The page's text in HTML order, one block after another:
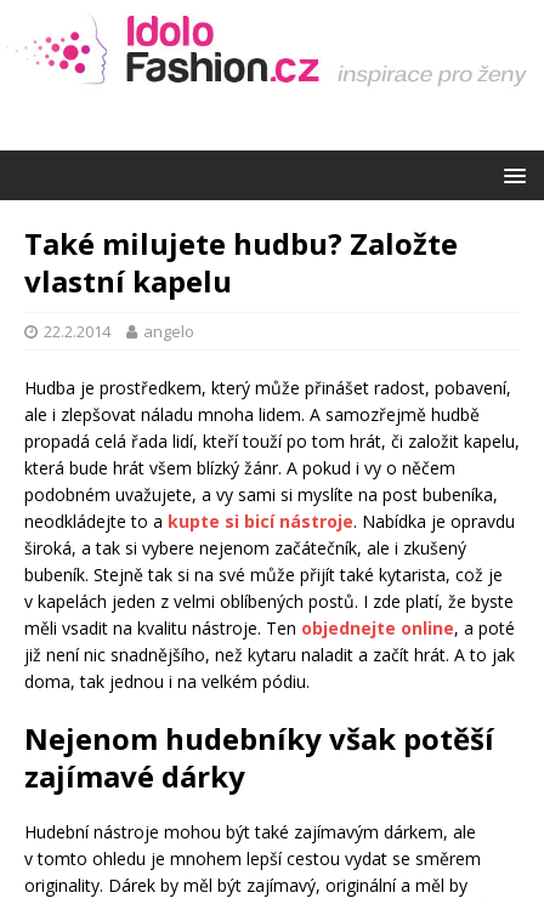
Také milujete hudbu? Založte
vlastní kapelu
22.2.2014 angelo
Hudba je prostředkem, který může přinášet radost, pobavení,
ale i zlepšovat náladu mnoha lidem. A samozřejmě hudbě
propadá celá řada lidí, kteří touží po tom hrát, či založit kapelu,
která bude hrát všem blízký žánr. A pokud i vy o něčem
podobném uvažujete, a vy sami si myslíte na post bubeníka,
neodkládejte to a kupte si bicí nástroje. Nabídka je opravdu
široká, a tak si vybere nejenom začátečník, ale i zkušený
bubeník. Stejně tak si na své může přijít také kytarista, což je
v kapelách jeden z velmi oblíbených postů. I zde platí, že byste
měli vsadit na kvalitu nástroje. Ten objednejte online, a poté
již není nic snadnějšího, než kytaru naladit a začít hrát. A to jak
doma, tak jednou i na velkém pódiu.
Nejenom hudebníky však potěší
zajímavé dárky
Hudební nástroje mohou být také zajímavým dárkem, ale
v tomto ohledu je mnohem lepší cestou vydat se směrem
originality. Dárek by měl být zajímavý, originální a měl by